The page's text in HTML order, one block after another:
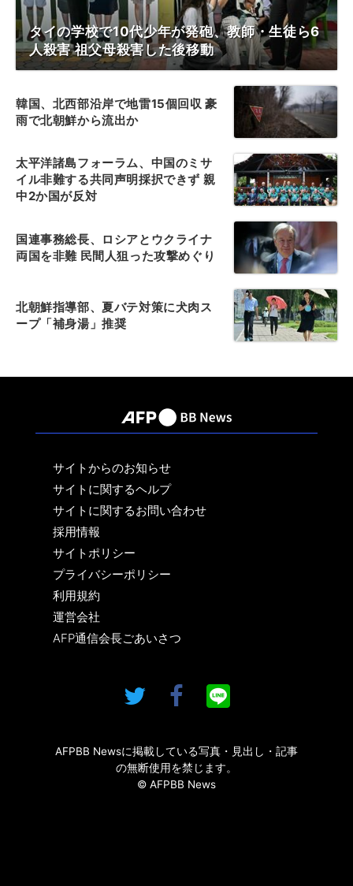
タイの学校で10代少年が発砲、教師・生徒ら6
人殺害 祖父母殺害した後移動
韓国、北西部沿岸で地雷15個回収 豪
雨で北朝鮮から流出か
太平洋諸島フォーラム、中国のミサ
イル非難する共同声明採択できず 親
中2か国が反対
国連事務総長、ロシアとウクライナ
両国を非難 民間人狙った攻撃めぐり
北朝鮮指導部、夏バテ対策に犬肉ス
ープ「補身湯」推奨
サイトからのお知らせ
サイトに関するヘルプ
サイトに関するお問い合わせ
採用情報
サイトポリシー
プライバシーポリシー
利用規約
運営会社
AFP通信会長ごあいさつ
AFPBB Newsに掲載している写真・見出し・記事
の無断使用を禁じます。
© AFPBB News